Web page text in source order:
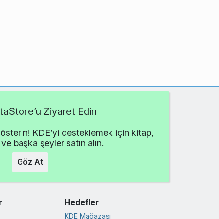
Ziyaret Edin
KDE’yi desteklemek için kitap,
başka şeyler satın alın.
Göz At
Hedefler
KDE Mağazası